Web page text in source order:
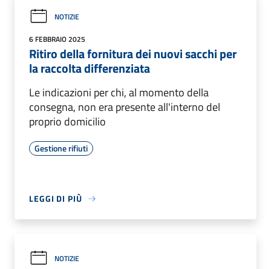
NOTIZIE
6 FEBBRAIO 2025
Ritiro della fornitura dei nuovi sacchi per
la raccolta differenziata
Le indicazioni per chi, al momento della
consegna, non era presente all'interno del
proprio domicilio
Gestione rifiuti
LEGGI DI PIÙ
NOTIZIE